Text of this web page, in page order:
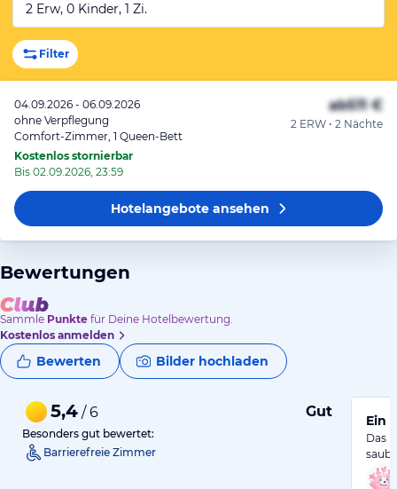
2 Erw, 0 Kinder, 1 Zi.
Filter
04.09.2026 - 06.09.2026
ohne Verpflegung
Comfort-Zimmer, 1 Queen-Bett
Kostenlos stornierbar
Bis 02.09.2026, 23:59
ab511 €
2 ERW • 2 Nächte
Hotelangeboteansehen
Bewertungen
Sammle Punkte für Deine Hotelbewertung.
Kostenlos anmelden
Bewerten Bilder hochladen
5,4 / 6 Gut
Besonders gut bewertet:
Barrierefreie Zimmer
Ein
Das